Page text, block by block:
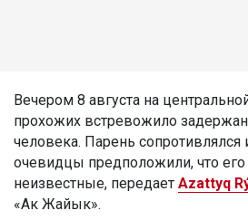
Вечером 8 августа на
прохожих встревожило
человека. Парень сопротивлялся
очевидцы предположили, что
неизвестные, передает Azattyq
«Ак Жайык».